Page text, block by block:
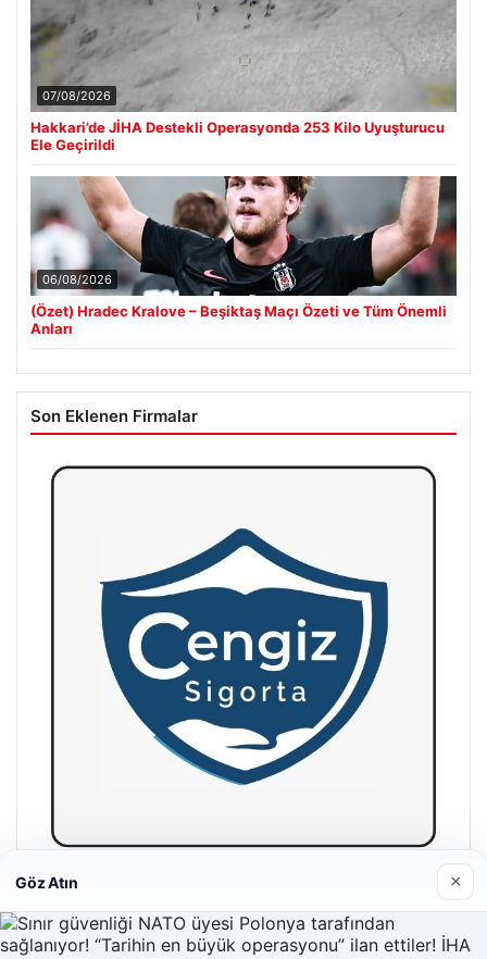
07/08/2026
Hakkari’de JİHA Destekli Operasyonda 253 Kilo Uyuşturucu
Ele Geçirildi
06/08/2026
(Özet) Hradec Kralove – Beşiktaş Maçı Özeti ve Tüm Önemli
Anları
Son Eklenen Firmalar
Hastaş Beton
26/05/2026
Göz Atın ×